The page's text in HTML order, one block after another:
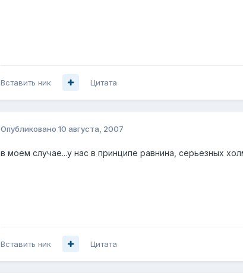
Вставить ник Цитата
Опубликовано 10 августа, 2007
в моем случае...у нас в принципе равнина, серьезных
Вставить ник Цитата